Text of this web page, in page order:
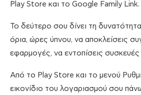
Play Store και το Google Family Link.
Το δεύτερο σου δίνει τη
όρια, ώρες ύπνου, να αποκλείσεις
εφαρμογές, να εντοπίσεις συσκευές
Από το Play Store και το μενού
εικονίδιο του λογαριασμού σου